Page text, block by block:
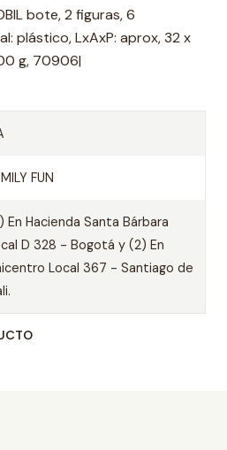
bote, 2 figuras, 6
plástico, LxAxP: aprox, 32 x
g, 70906|
FUN
En Hacienda Santa Bárbara
D 328 - Bogotá y (2) En
Local 367 - Santiago de